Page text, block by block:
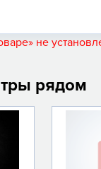
не
рядом